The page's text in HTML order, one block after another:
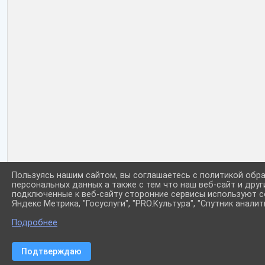
Пользуясь нашим сайтом, вы соглашаетесь с политикой
персональных данных а также с тем что наш веб-сайт и
подключенные к веб-сайту сторонние сервисы используют
Яндекс Метрика, "Госуслуги", "PRO.Культура", "Спутник
Подробнее
Подтверждаю